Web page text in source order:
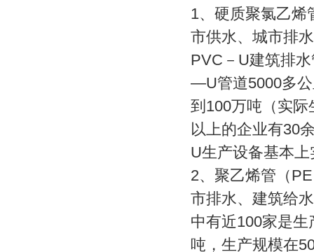
1、硬质聚氯乙烯
市供水、城市排
PVC－U建筑排
—U管道5000多公
到100万吨（实
以上的企业有30
U生产设备基本
2、聚乙烯管（
市排水、建筑给
中有近100家是
吨，生产规模在